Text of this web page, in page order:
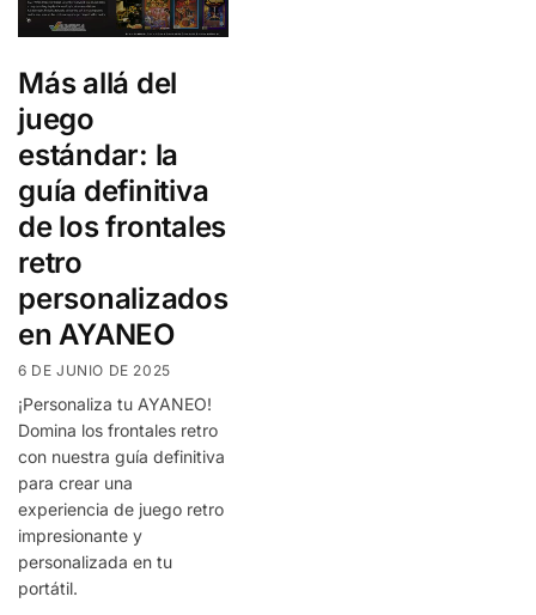
Más allá del
juego
estándar: la
guía definitiva
de los frontales
retro
personalizados
en AYANEO
6 DE JUNIO DE 2025
¡Personaliza tu AYANEO!
Domina los frontales retro
con nuestra guía definitiva
para crear una
experiencia de juego retro
impresionante y
personalizada en tu
portátil.